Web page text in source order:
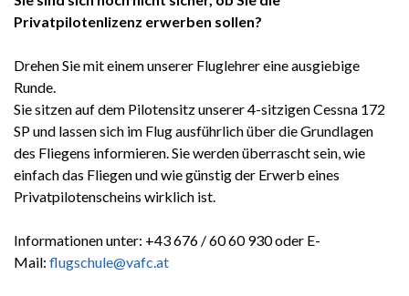
Privatpilotenlizenz erwerben sollen?
Drehen Sie mit einem unserer Fluglehrer eine ausgiebige
Runde.
Sie sitzen auf dem Pilotensitz unserer 4-sitzigen Cessna 172
SP und lassen sich im Flug ausführlich über die Grundlagen
des Fliegens informieren. Sie werden überrascht sein, wie
einfach das Fliegen und wie günstig der Erwerb eines
Privatpilotenscheins wirklich ist.
Informationen unter: +43 676 / 60 60 930 oder E-
Mail: flugschule@vafc.at